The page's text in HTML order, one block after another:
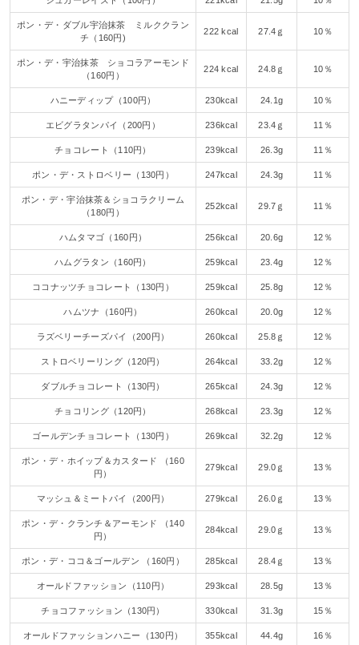
ポン・デ・ダブル宇治抹茶 ミルククラン
チ（160円)
222 kcal 27.4ｇ 10％
ポン・デ・宇治抹茶 ショコラアーモンド
（160円）
224 kcal 24.8ｇ 10％
ハニーディップ（100円） 230kcal 24.1g 10％
エビグラタンパイ（200円） 236kcal 23.4ｇ 11％
チョコレート（110円） 239kcal 26.3g 11％
ポン・デ・ストロベリー（130円） 247kcal 24.3g 11％
ポン・デ・宇治抹茶＆ショコラクリーム
（180円）
252kcal 29.7ｇ 11％
ハムタマゴ（160円） 256kcal 20.6g 12％
ハムグラタン（160円） 259kcal 23.4g 12％
ココナッツチョコレート（130円） 259kcal 25.8g 12％
ハムツナ（160円） 260kcal 20.0g 12％
ラズベリーチーズパイ（200円） 260kcal 25.8ｇ 12％
ストロベリーリング（120円） 264kcal 33.2g 12％
ダブルチョコレート（130円） 265kcal 24.3g 12％
チョコリング（120円） 268kcal 23.3g 12％
ゴールデンチョコレート（130円） 269kcal 32.2g 12％
ポン・デ・ホイップ＆カスタード （160
円）
279kcal 29.0ｇ 13％
マッシュ＆ミートパイ（200円） 279kcal 26.0ｇ 13％
ポン・デ・クランチ＆アーモンド （140
円）
284kcal 29.0ｇ 13％
ポン・デ・ココ＆ゴールデン （160円） 285kcal 28.4ｇ 13％
オールドファッション（110円） 293kcal 28.5g 13％
チョコファッション（130円） 330kcal 31.3g 15％
オールドファッションハニー（130円） 355kcal 44.4g 16％